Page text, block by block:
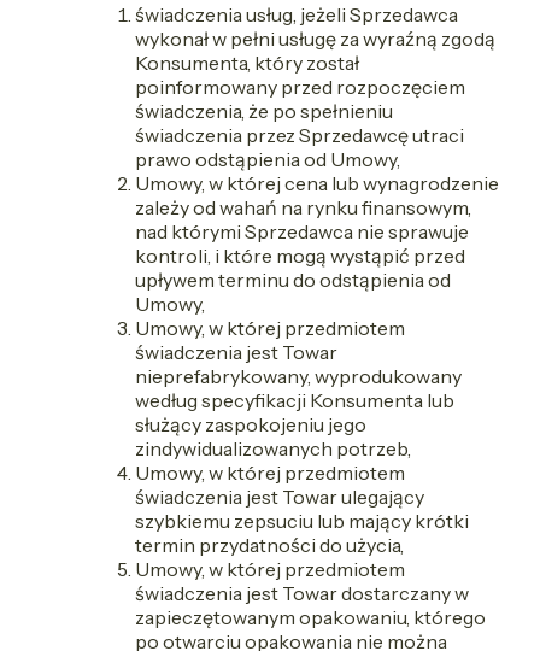
świadczenia usług, jeżeli Sprzedawca
wykonał w pełni usługę za wyraźną zgodą
Konsumenta, który został
poinformowany przed rozpoczęciem
świadczenia, że po spełnieniu
świadczenia przez Sprzedawcę utraci
prawo odstąpienia od Umowy,
Umowy, w której cena lub wynagrodzenie
zależy od wahań na rynku finansowym,
nad którymi Sprzedawca nie sprawuje
kontroli, i które mogą wystąpić przed
upływem terminu do odstąpienia od
Umowy,
Umowy, w której przedmiotem
świadczenia jest Towar
nieprefabrykowany, wyprodukowany
według specyfikacji Konsumenta lub
służący zaspokojeniu jego
zindywidualizowanych potrzeb,
Umowy, w której przedmiotem
świadczenia jest Towar ulegający
szybkiemu zepsuciu lub mający krótki
termin przydatności do użycia,
Umowy, w której przedmiotem
świadczenia jest Towar dostarczany w
zapieczętowanym opakowaniu, którego
po otwarciu opakowania nie można